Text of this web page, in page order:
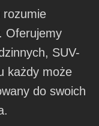
rozumie
Oferujemy
SUV-
każdy może
do swoich